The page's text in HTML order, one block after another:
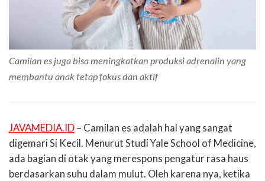
Camilan es juga bisa meningkatkan produksi adrenalin yang
membantu anak tetap fokus dan aktif
JAVAMEDIA.ID – Camilan es adalah hal yang sangat
digemari Si Kecil. Menurut Studi Yale School of Medicine,
ada bagian di otak yang merespons pengatur rasa haus
berdasarkan suhu dalam mulut. Oleh karena nya, ketika